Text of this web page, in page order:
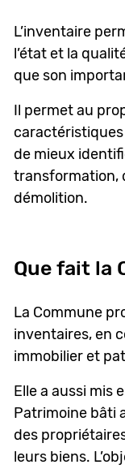
L’inventaire
l’état et la
que son
Il permet au
de mieux
transformation,
démolition.
Que fait la
La Commune
inventaires, en
immobilier et
Elle a aussi mis
Patrimoine bâti
des
leurs biens.